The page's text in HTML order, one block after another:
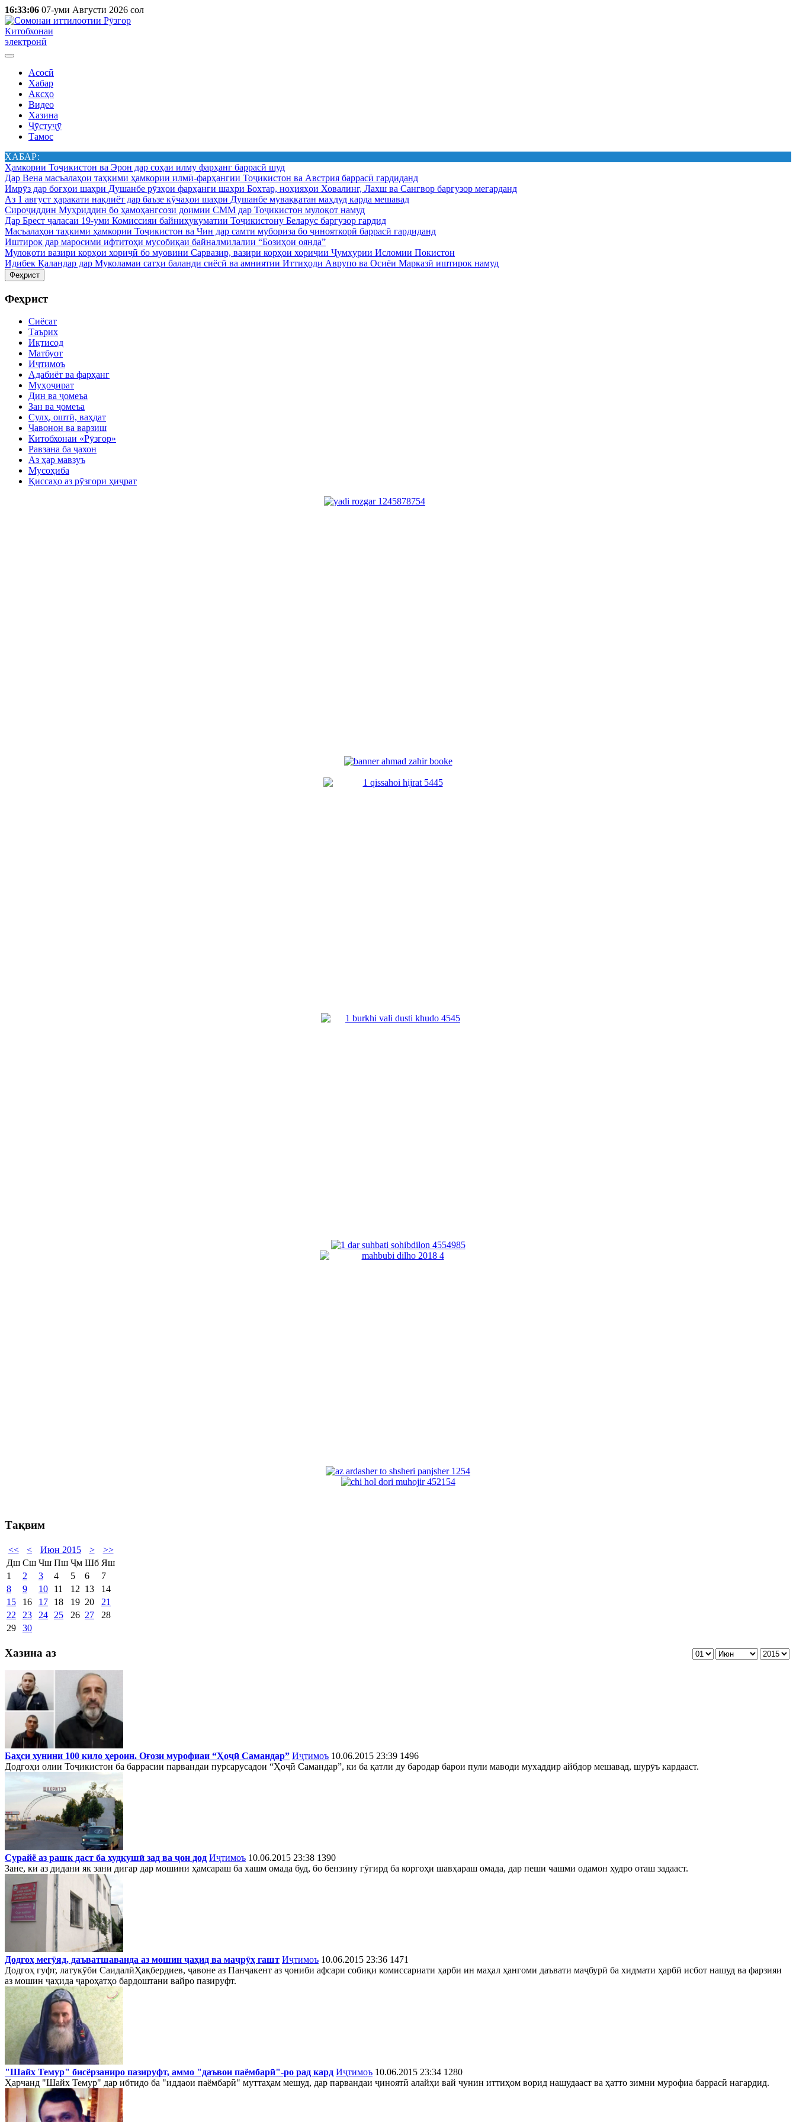
16:33:06 07-уми Августи 2026 сол
Китобхонаи
электронӣ
Асосӣ
Хабар
Аксҳо
Видео
Хазина
Ҷӯстуҷӯ
Тамос
ХАБАР:
Ҳамкории Тоҷикистон ва Эрон дар соҳаи илму фарҳанг баррасӣ шуд
Дар Вена масъалаҳои таҳкими ҳамкории илмӣ-фарҳангии Тоҷикистон ва Австрия баррасӣ гардиданд
Имрӯз дар боғҳои шаҳри Душанбе рӯзҳои фарҳанги шаҳри Бохтар, ноҳияҳои Ховалинг, Лахш ва Сангвор баргузор мегарданд
Аз 1 август ҳаракати нақлиёт дар баъзе кӯчаҳои шаҳри Душанбе муваққатан маҳдуд карда мешавад
Сироҷиддин Муҳриддин бо ҳамоҳангсози доимии СММ дар Тоҷикистон мулоқот намуд
Дар Брест ҷаласаи 19-уми Комиссияи байниҳукуматии Тоҷикистону Беларус баргузор гардид
Масъалаҳои таҳкими ҳамкории Тоҷикистон ва Чин дар самти мубориза бо ҷинояткорӣ баррасӣ гардиданд
Иштирок дар маросими ифтитоҳи мусобиқаи байналмилалии “Бозиҳои оянда”
Мулоқоти вазири корҳои хориҷӣ бо муовини Сарвазир, вазири корҳои хориҷии Ҷумҳурии Исломии Покистон
Идибек Қаландар дар Муколамаи сатҳи баланди сиёсӣ ва амниятии Иттиҳоди Аврупо ва Осиёи Марказӣ иштирок намуд
Феҳрист
Феҳрист
Сиёсат
Таърих
Иқтисод
Матбуот
Иҷтимоъ
Адабиёт ва фарҳанг
Муҳоҷират
Дин ва ҷомеъа
Зан ва ҷомеъа
Сулҳ, оштӣ, ваҳдат
Ҷавонон ва варзиш
Китобхонаи «Рӯзгор»
Равзана ба ҷахон
Аз ҳар мавзуъ
Мусоҳиба
Қиссаҳо аз рӯзгори ҳиҷрат
Тақвим
<< < Июн 2015 >
>>
Дш Сш Чш Пш Ҷм Шб Яш
1
2 3 4 5 6
7
8
9 10 11 12 13
14
15
16 17 18 19 20
21
22
23 24 25 26 27
28
29
30
Хазина аз
Баҳси хунини 100 кило ҳероин. Оғози мурофиаи “Ҳоҷӣ Самандар” Иҷтимоъ 10.06.2015 23:39 1496
Додгоҳи олии Тоҷикистон ба баррасии парвандаи пурсарусадои “Ҳоҷӣ Самандар”, ки ба қатли ду бародар барои пули маводи мухаддир айбдор мешавад, шурӯъ кардааст.
Сурайё аз рашк даст ба худкушӣ зад ва ҷон дод Иҷтимоъ 10.06.2015 23:38 1390
Зане, ки аз дидани як зани дигар дар мошини ҳамсараш ба хашм омада буд, бо бензину гӯгирд ба коргоҳи шавҳараш омада, дар пеши чашми одамон худро оташ задааст.
Додгоҳ мегӯяд, даъватшаванда аз мошин ҷаҳид ва маҷрӯҳ гашт Иҷтимоъ 10.06.2015 23:36 1471
Додгоҳ гуфт, латукӯби СаидалӣҲақбердиев, ҷавоне аз Панҷакент аз ҷониби афсари собиқи комиссариати ҳарби ин маҳал ҳангоми даъвати маҷбурӣ ба хидмати ҳарбӣ исбот нашуд ва фарзияи
аз мошин ҷаҳида ҷароҳатҳо бардоштани вайро пазируфт.
"Шайх Темур" бисёрзаниро пазируфт, аммо "даъвои паёмбарӣ"-ро рад кард Иҷтимоъ 10.06.2015 23:34 1280
Ҳарчанд "Шайх Темур" дар ибтидо ба "иддаои паёмбарӣ" муттаҳам мешуд, дар парвандаи ҷиноятӣ алайҳи вай чунин иттиҳом ворид нашудааст ва ҳатто зимни мурофиа баррасӣ нагардид.